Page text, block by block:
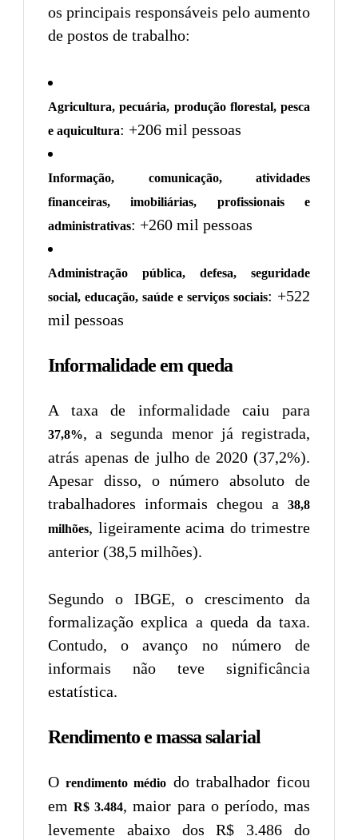
os principais responsáveis pelo aumento
de postos de trabalho:
Agricultura, pecuária, produção florestal, pesca
e aquicultura: +206 mil pessoas
Informação, comunicação, atividades
financeiras, imobiliárias, profissionais e
administrativas: +260 mil pessoas
Administração pública, defesa, seguridade
social, educação, saúde e serviços sociais: +522
mil pessoas
Informalidade em queda
A taxa de informalidade caiu para
37,8%, a segunda menor já registrada,
atrás apenas de julho de 2020 (37,2%).
Apesar disso, o número absoluto de
trabalhadores informais chegou a
38,8
milhões, ligeiramente acima do trimestre
anterior (38,5 milhões).
Segundo o IBGE, o crescimento da
formalização explica a queda da taxa.
Contudo, o avanço no número de
informais não teve significância
estatística.
Rendimento e massa salarial
Orendimento médio do trabalhador ficou
emR$ 3.484, maior para o período, mas
levemente abaixo dos R$ 3.486 do